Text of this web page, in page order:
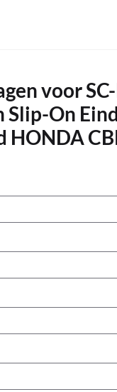
voor
Slip-On
HONDA